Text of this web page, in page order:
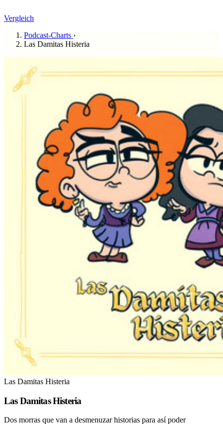
Vergleich
Podcast-Charts ›
Las Damitas Histeria
Las Damitas Histeria
Las Damitas Histeria
Dos morras que van a desmenuzar historias para así poder